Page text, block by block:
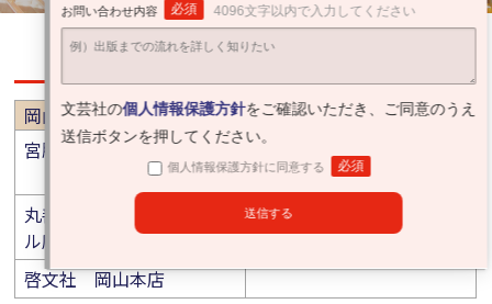
岡山
岡山市
宮脇書店 岡山本店
紀伊國屋書店 エブリイ津
高店
丸善 岡山シンフォニービ
ル店
紀伊國屋書店 岡山店
啓文社 岡山本店
お問い合わせ内容 必須 4096文字以内で入力してください
文芸社の個人情報保護方針をご確認いただき、ご同意のうえ
送信ボタンを押してください。
個人情報保護方針に同意する 必須